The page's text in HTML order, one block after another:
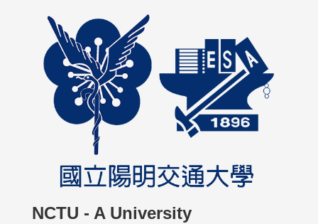
NCTU - A University